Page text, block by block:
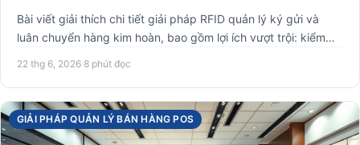
Bài viết giải thích chi tiết giải pháp RFID quản lý ký gửi và
luân chuyển hàng kim hoàn, bao gồm lợi ích vượt trội: kiểm…
22 thg 6, 2026·8 phút đọc
GIẢI PHÁP QUẢN LÝ BÁN HÀNG POS